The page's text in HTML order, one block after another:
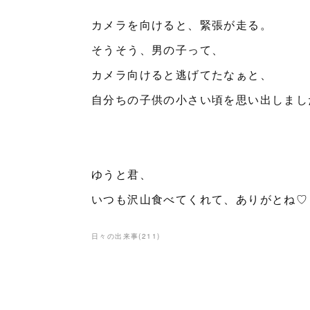
カメラを向けると、緊張が走る。
そうそう、男の子って、
カメラ向けると逃げてたなぁと、
自分ちの子供の小さい頃を思い出しま
ゆうと君、
いつも沢山食べてくれて、ありがとね♡
日々の出来事(211)